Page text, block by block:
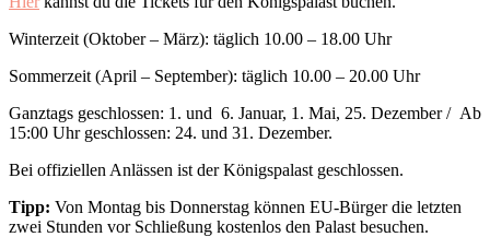
Winterzeit (Oktober – März): täglich 10.00 – 18.00 Uhr
Sommerzeit (April – September): täglich 10.00 – 20.00 Uhr
Ganztags geschlossen: 1. und 6. Januar, 1. Mai, 25. Dezember / Ab
15:00 Uhr geschlossen: 24. und 31. Dezember.
Bei offiziellen Anlässen ist der Königspalast geschlossen.
Tipp: Von Montag bis Donnerstag können EU-Bürger die letzten
zwei Stunden vor Schließung kostenlos den Palast besuchen.